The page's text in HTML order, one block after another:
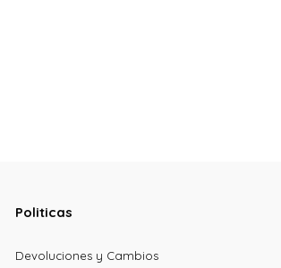
Politicas
Devoluciones y Cambios